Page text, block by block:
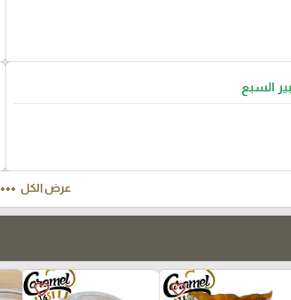
السبع
عرض الكل more_horiz
favorite_border
favorite_border